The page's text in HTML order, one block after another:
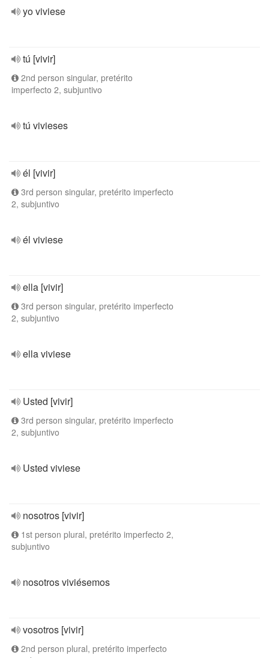
yo viviese
tú [vivir]
2nd person singular, pretérito
imperfecto 2, subjuntivo
tú vivieses
él [vivir]
3rd person singular, pretérito imperfecto
2, subjuntivo
él viviese
ella [vivir]
3rd person singular, pretérito imperfecto
2, subjuntivo
ella viviese
Usted [vivir]
3rd person singular, pretérito imperfecto
2, subjuntivo
Usted viviese
nosotros [vivir]
1st person plural, pretérito imperfecto 2,
subjuntivo
nosotros viviésemos
vosotros [vivir]
2nd person plural, pretérito imperfecto